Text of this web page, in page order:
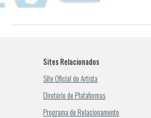
Sites Relacionados
Site Oficial do Artista
Diretório de Plataformas
Programa de Relacionamento